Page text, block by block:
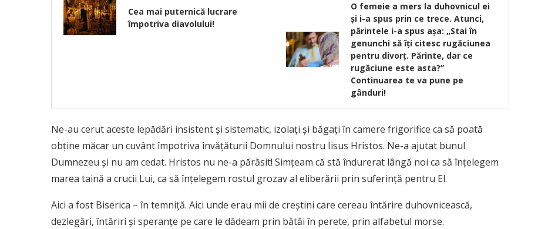
Cea mai puternică lucrare
împotriva diavolului!
O femeie a mers la duhovnicul ei
și i-a spus prin ce trece. Atunci,
părintele i-a spus așa: „Stai în
genunchi să îți citesc rugăciunea
pentru divorț. Părinte, dar ce
rugăciune este asta?”
Continuarea te va pune pe
gânduri!
Ne-au cerut aceste lepădări insistent şi sistematic, izolaţi şi băgaţi în camere frigorifice ca să poată
obţine măcar un cuvânt împotriva învăţăturii Domnului nostru Iisus Hristos. Ne-a ajutat bunul
Dumnezeu şi nu am cedat. Hristos nu ne-a părăsit! Simţeam că stă îndurerat lângă noi ca să înţelegem
marea taină a crucii Lui, ca să înţelegem rostul grozav al eliberării prin suferinţă pentru El.
Aici a fost Biserica – în temniţă. Aici unde erau mii de creştini care cereau întărire duhovnicească,
dezlegări, întăriri şi speranţe pe care le dădeam prin bătăi în perete, prin alfabetul morse.